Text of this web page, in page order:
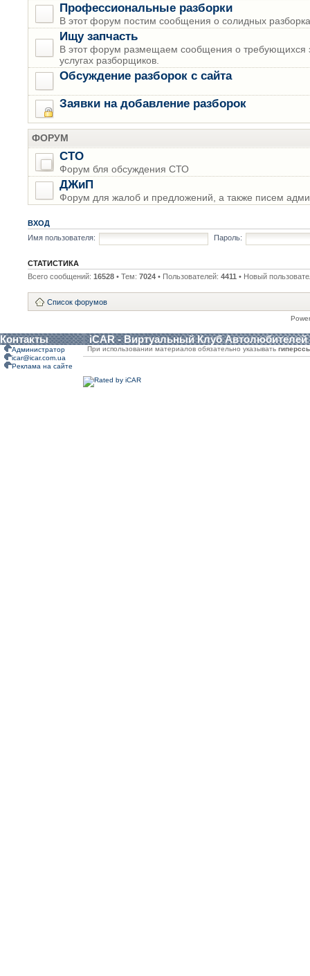
Профессиональные разборки
В этот форум постим сообщения о солидных
Ищу запчасть
В этот форум размещаем сообщения о требующихся
услугах разборщиков.
Обсуждение разборок с сайта
Заявки на добавление разборок
ФОРУМ
СТО
Форум бля обсуждения СТО
ДЖиП
Форум для жалоб и предложений, а также писем
ВХОД
Имя пользователя:
Пароль:
СТАТИСТИКА
Всего сообщений: 16528 • Тем: 7024 • Пользователей: 4411 • Новый
Список форумов
Контакты iCAR - Виртуальный Клуб Автолюбителей
Администратор
icar@icar.com.ua
Реклама на сайте
При использовании материалов обязательно указывать